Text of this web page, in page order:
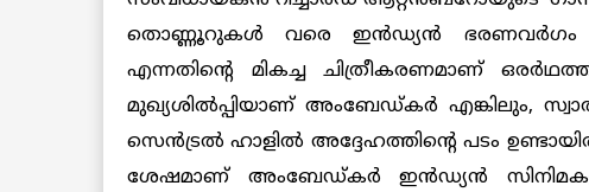
തൊണ്ണൂറുകൾ വരെ ഇൻഡ്യൻ ഭരണവര്‍ഗം
എന്നതിന്റെ മികച്ച ചിത്രീകരണമാണ്
മുഖ്യശില്‍പ്പിയാണ് അംബേഡ്കർ എങ്കിലും,
സെന്‍ട്രല്‍ ഹാളില്‍ അദ്ദേഹത്തിന്റെ പടം
ശേഷമാണ് അംബേഡ്കര്‍ ഇൻഡ്യൻ